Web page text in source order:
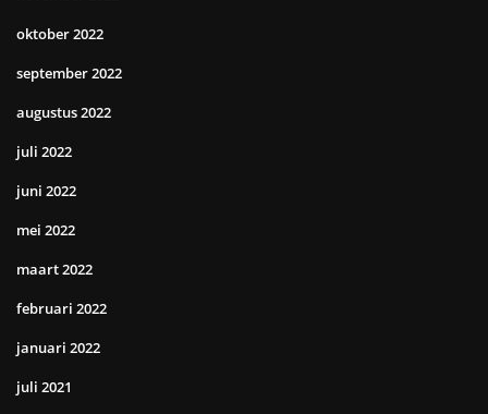
oktober 2022
september 2022
augustus 2022
juli 2022
juni 2022
mei 2022
maart 2022
februari 2022
januari 2022
juli 2021